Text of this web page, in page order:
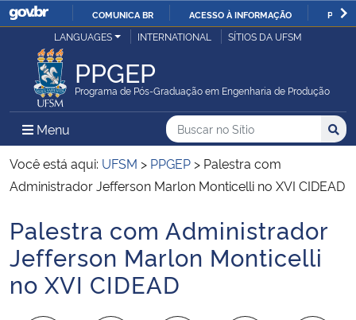
IR
COMUNICA BR ACESSO À INFORMAÇÃO
Ministério da Justiça e Segurança Pública
Ministério da Defesa
Ministério das Relações Exteriores
Ministério da Infraestrutura
Ministério da Agricultura, Pecuária e Abastecimento
LANGUAGES INTERNATIONAL SÍTIOS DA UFSM
PPGEP
Programa de Pós-Graduação em Engenharia de Produção
Menu Menu Principal do Sítio
Busca
Buscar no no Sítio
Busca:
Você está aqui: UFSM > PPGEP > Palestra com
Administrador Jefferson Marlon Monticelli no XVI CIDEAD
Início do conteúdo
Palestra com Administrador
Jefferson Marlon Monticelli
no XVI CIDEAD